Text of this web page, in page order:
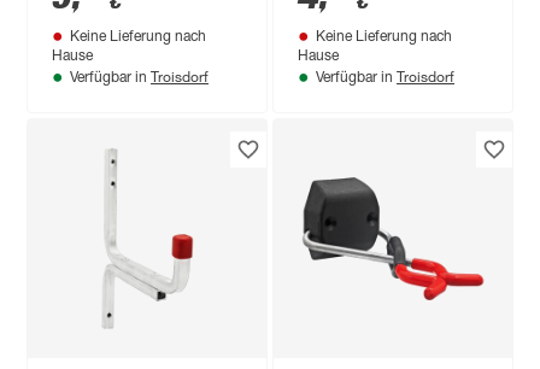
Keine Lieferung nach
Hause
Verfügbar in Troisdorf
Keine Lieferung nach
Hause
Verfügbar in Troisdorf